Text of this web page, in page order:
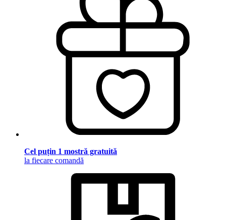
Cel puțin 1 mostră gratuită
la fiecare comandă